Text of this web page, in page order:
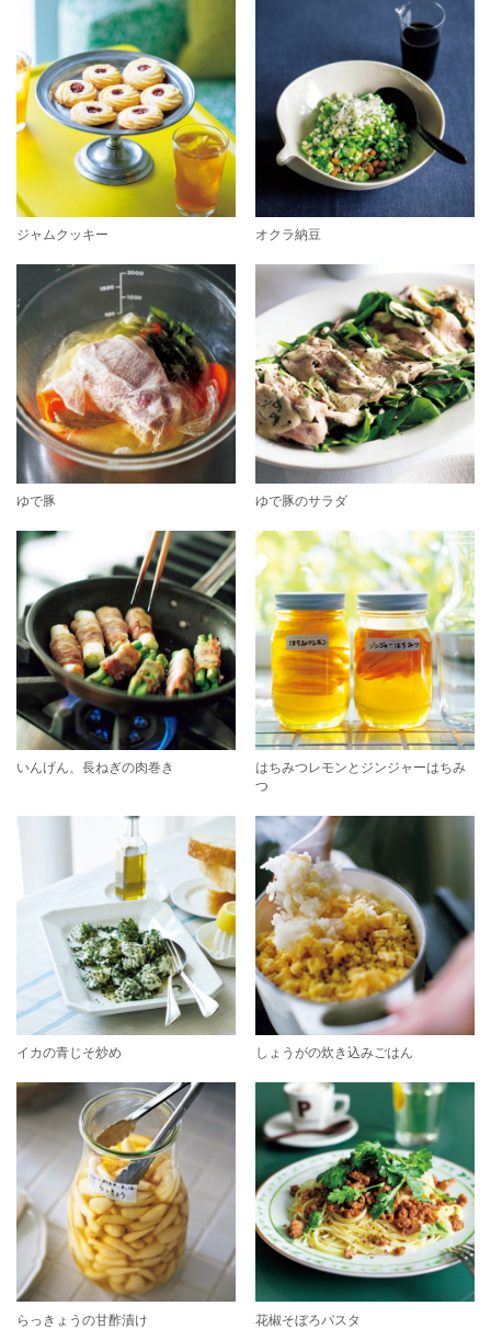
ジャムクッキー オクラ納豆
ゆで豚 ゆで豚のサラダ
いんげん、長ねぎの肉巻き
はちみつレモンとジンジャーはちみ
つ
イカの青じそ炒め しょうがの炊き込みごはん
らっきょうの甘酢漬け 花椒そぼろパスタ